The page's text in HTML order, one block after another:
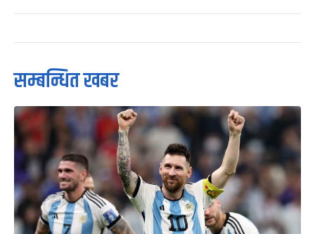
सम्बन्धित खबर